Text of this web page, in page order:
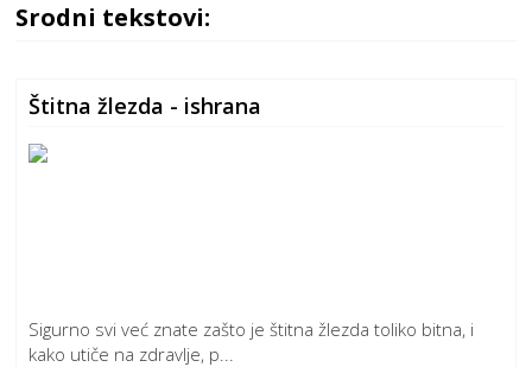
Srodni tekstovi:
Štitna žlezda - ishrana
Sigurno svi već znate zašto je štitna žlezda toliko bitna, i
kako utiče na zdravlje, p...